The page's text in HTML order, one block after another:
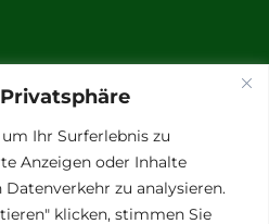
Ihr Surferlebnis zu
Anzeigen oder Inhalte
zu analysieren.
klicken, stimmen Sie